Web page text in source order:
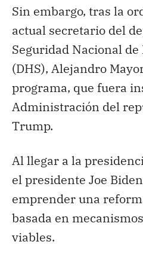
Sin embargo, tras la
actual secretario del
Seguridad Nacional de
(DHS), Alejandro
programa, que fuera
Administración del
Trump.
Al llegar a la
el presidente Joe
emprender una
basada en
viables.